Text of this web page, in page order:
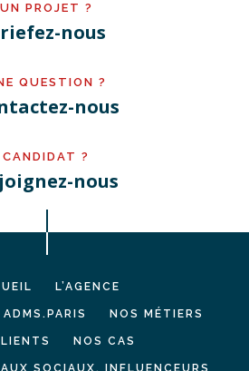
UN PROJET ?
nous
QUESTION ?
nous
CANDIDAT ?
nous
L’AGENCE
NOS MÉTIERS
NOS CAS
SOCIAUX, INFLUENCEURS